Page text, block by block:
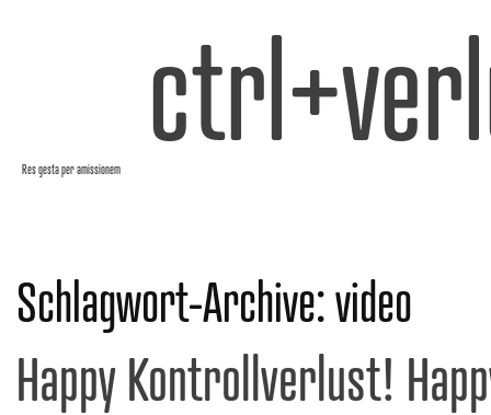
Res gesta per amissionem
Schlagwort-Archive:video
Happy Kontrollverlust!